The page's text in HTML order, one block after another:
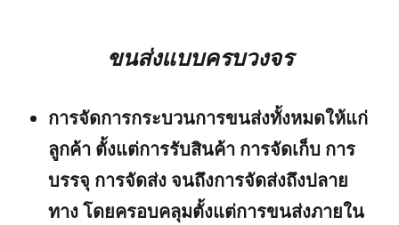
ขนส่งแบบครบวงจร
การจัดการกระบวนการขนส่งทั้งหมดให้แก่
ลูกค้า ตั้งแต่การรับสินค้า การจัดเก็บ การ
บรรจุ การจัดส่ง จนถึงการจัดส่งถึงปลาย
ทาง โดยครอบคลุมตั้งแต่การขนส่งภายใน